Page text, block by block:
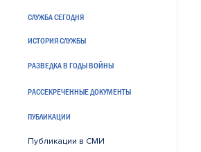
СЛУЖБА СЕГОДНЯ
ИСТОРИЯ СЛУЖБЫ
РАЗВЕДКА В ГОДЫ ВОЙНЫ
РАССЕКРЕЧЕННЫЕ ДОКУМЕНТЫ
ПУБЛИКАЦИИ
Публикации в СМИ